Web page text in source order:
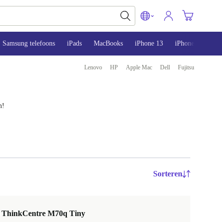
Samsung telefoons iPads MacBooks iPhone 13 iPhone 14
Lenovo HP Apple Mac Dell Fujitsu
Sorteren
ThinkCentre M70q Tiny